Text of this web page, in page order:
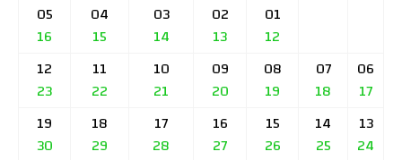
01
12
02
13
03
14
04
15
05
16
06
17
07
18
08
19
09
20
10
21
11
22
12
23
13
24
14
25
15
26
16
27
17
28
18
29
19
30